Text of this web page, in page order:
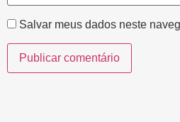
Salvar meus dados neste